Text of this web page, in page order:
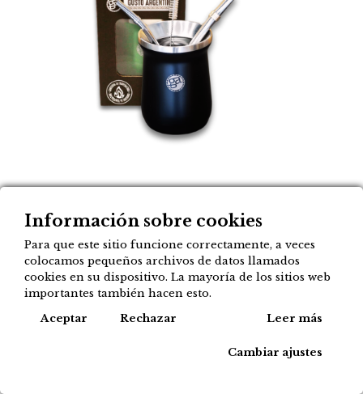
Mate GA CRIOLLO color
negro + 2 bombillas + 1
limpiador
18,95€
Información sobre cookies
Para que este sitio funcione correctamente, a veces
colocamos pequeños archivos de datos llamados
cookies en su dispositivo. La mayoría de los sitios web
importantes también hacen esto.
Aceptar
Rechazar Leer más
Cambiar ajustes